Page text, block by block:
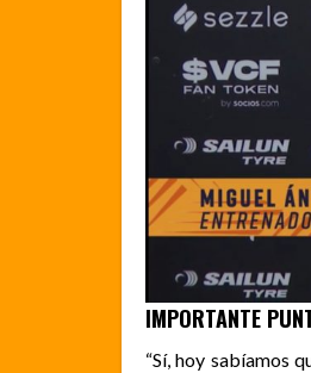
IMPORTANTE
“Sí, hoy sabíamos